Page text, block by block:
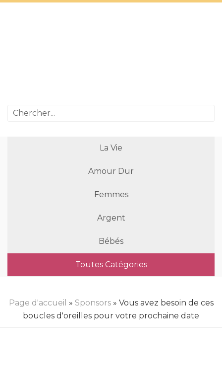
La Vie
Amour Dur
Femmes
Argent
Bébés
Toutes Catégories
Page d'accueil » Sponsors» Vous avez besoin de ces
boucles d'oreilles pour votre prochaine date